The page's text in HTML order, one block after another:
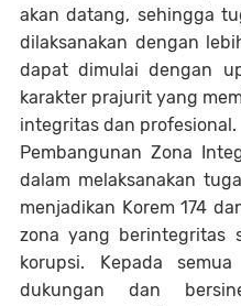
akan datang, sehingga
dilaksanakan dengan
dapat dimulai dengan
karakter prajurit yang
integritas dan profesional.
Pembangunan Zona
dalam melaksanakan
menjadikan Korem 174
zona yang berintegritas
korupsi. Kepada
dukungan dan